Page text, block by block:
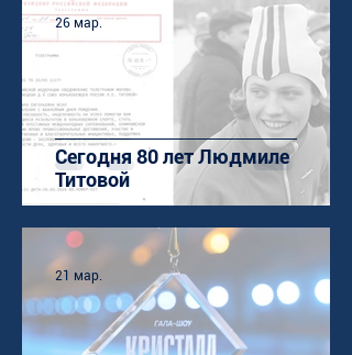
Сегодня 80 лет Людмиле
Титовой
26 мар.
21 мар.